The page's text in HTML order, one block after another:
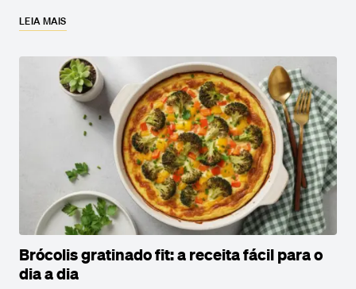
LEIA MAIS
Brócolis gratinado fit: a receita fácil para o
dia a dia